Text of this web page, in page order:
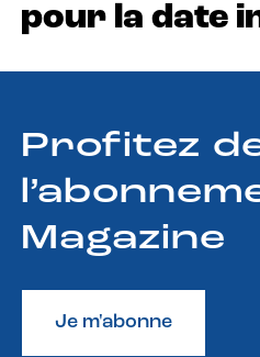
pour la date
Profitez
Magazine
Je m'abonne